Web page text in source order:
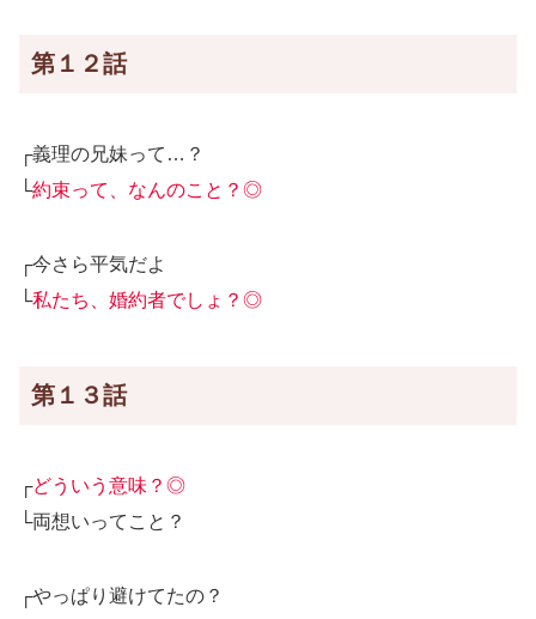
第１２話
┌義理の兄妹って…？
└約束って、なんのこと？◎
┌今さら平気だよ
└私たち、婚約者でしょ？◎
第１３話
┌どういう意味？◎
└両想いってこと？
┌やっぱり避けてたの？